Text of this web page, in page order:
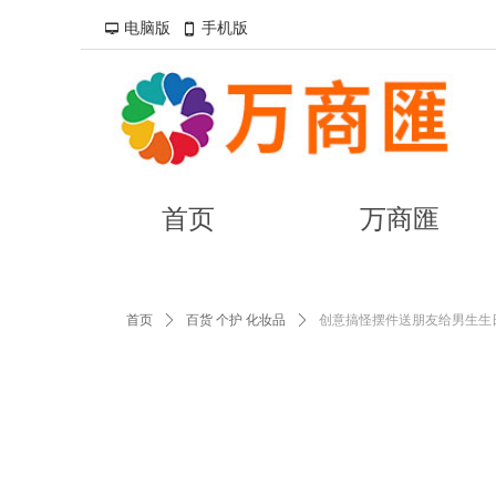
首页 万商匯
넡 电脑版 넓 手机版
我是段落。点击这儿添加你的文
容易。-双击进行编辑
容易。-双击进行编辑
首页 ꄲ 百货 个护 化妆品 ꄲ 创意搞怪摆件送朋友给男生